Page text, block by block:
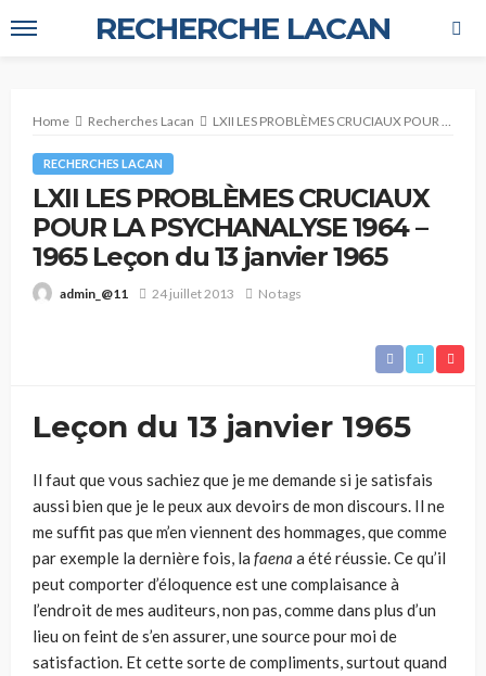
RECHERCHE LACAN
Home Recherches Lacan LXII LES PROBLÈMES CRUCIAUX POUR LA PSYCHANALYSE 1964 – 1965 Leçon du 13 janvier 1965
RECHERCHES LACAN
LXII LES PROBLÈMES CRUCIAUX
POUR LA PSYCHANALYSE 1964 –
1965 Leçon du 13 janvier 1965
admin_@11 24 juillet 2013 No tags
Leçon du 13 janvier 1965
Il faut que vous sachiez que je me demande si je satisfais
aussi bien que je le peux aux devoirs de mon discours. Il ne
me suffit pas que m’en viennent des hommages, que comme
par exemple la dernière fois, la faena a été réussie. Ce qu’il
peut comporter d’éloquence est une complaisance à
l’endroit de mes audi­teurs, non pas, comme dans plus d’un
lieu on feint de s’en assurer, une source pour moi de
satisfaction. Et cette sorte de compliments, surtout quand